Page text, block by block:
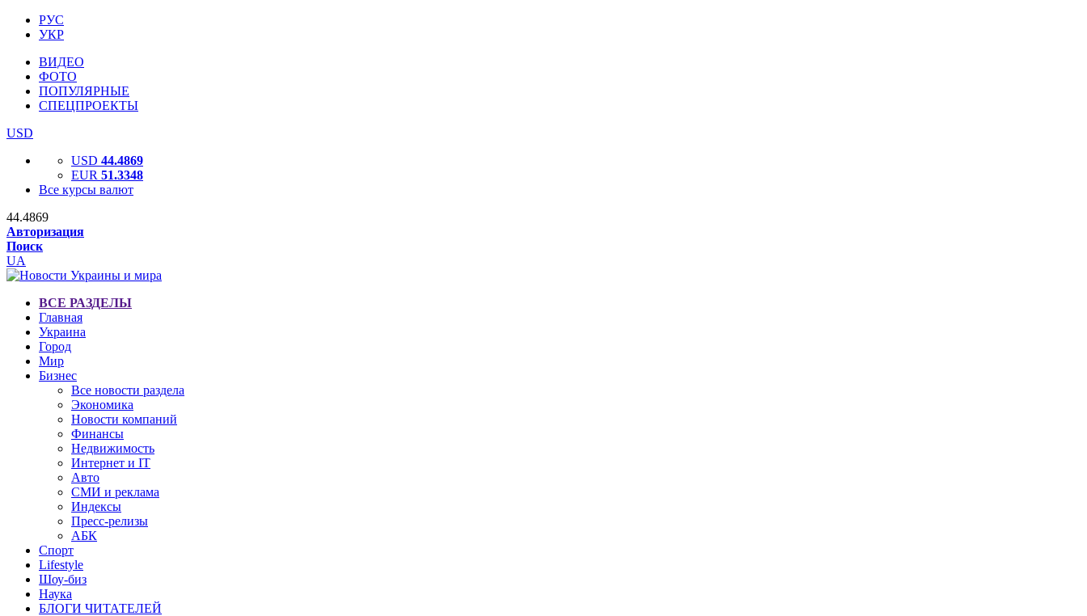
РУС
УКР
ВИДЕО
ФОТО
ПОПУЛЯРНЫЕ
СПЕЦПРОЕКТЫ
USD
USD 44.4869
EUR 51.3348
Все курсы валют
44.4869
Авторизация
Поиск
UA
ВСЕ РАЗДЕЛЫ
Главная
Украина
Город
Мир
Бизнес
Все новости раздела
Экономика
Новости компаний
Финансы
Недвижимость
Интернет и IT
Авто
СМИ и реклама
Индексы
Пресс-релизы
АБК
Спорт
Lifestyle
Шоу-биз
Наука
БЛОГИ ЧИТАТЕЛЕЙ